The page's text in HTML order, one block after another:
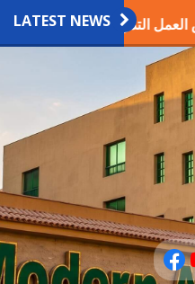
LATEST NEWS
ورش العمل التدريبية العلمية